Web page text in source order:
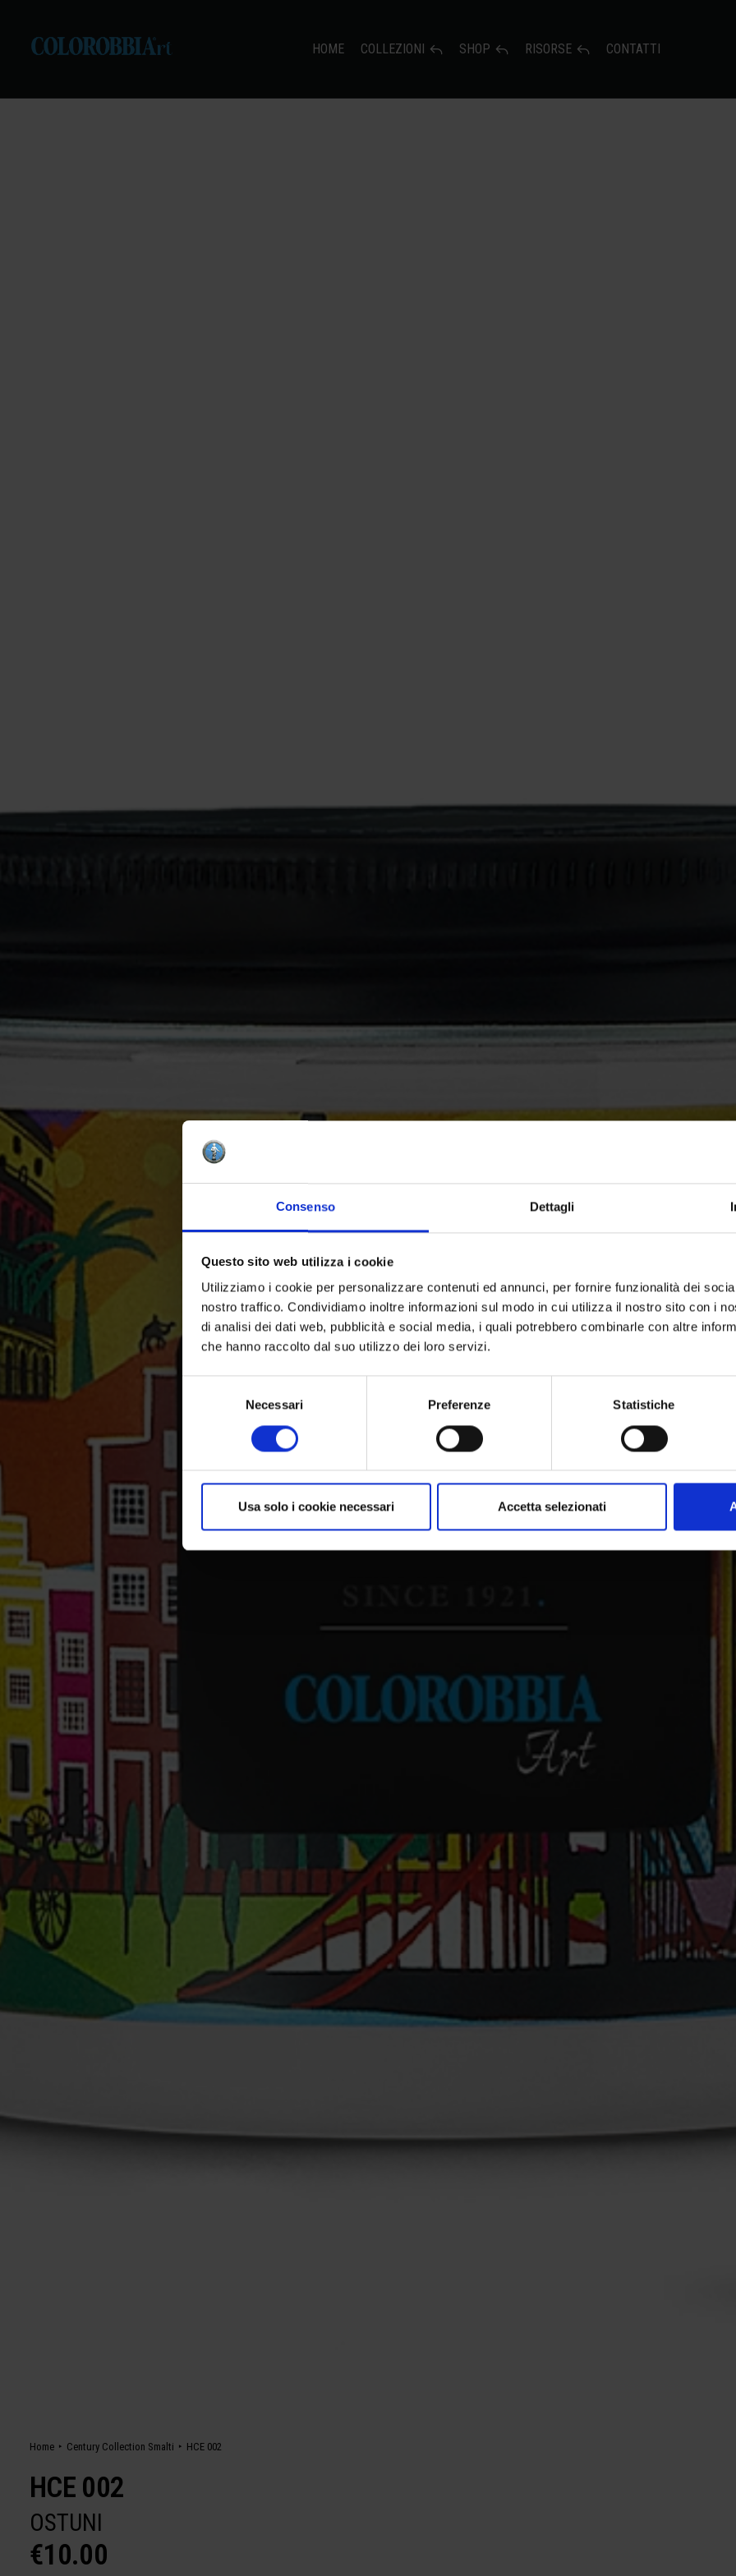
Consenso Dettagli
Questo sito web utilizza i cookie
Utilizziamo i cookie per personalizzare contenuti ed annunci, per fornire funzionalità dei
nostro traffico. Condividiamo inoltre informazioni sul modo in cui utilizza il nostro sito con i
di analisi dei dati web, pubblicità e social media, i quali potrebbero combinarle con altre
che hanno raccolto dal suo utilizzo dei loro servizi.
Necessari Preferenze Statistiche
Usa solo i cookie necessari Accetta selezionati
HOME COLLEZIONI SHOP RISORSE CONTATTI
Home Century Collection Smalti HCE 002
HCE 002
OSTUNI
€10.00